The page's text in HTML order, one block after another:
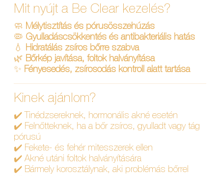
Mit nyújt a Be Clear kezelés?
🧼 Mélytisztítás és pórusösszehúzás
🦠 Gyulladáscsökkentés és antibakteriális hatás
💧 Hidratálás zsíros bőrre szabva
🌿 Bőrkép javítása, foltok halványítása
✨ Fényesedés, zsírosodás kontroll alatt tartása
Kinek ajánlom?
✔️ Tinédzsereknek, hormonális akné esetén
✔️ Felnőtteknek, ha a bőr zsíros, gyulladt vagy tág
pórusú
✔️ Fekete- és fehér mitesszerek ellen
✔️ Akné utáni foltok halványítására
✔️ Bármely korosztálynak, aki problémás bőrrel